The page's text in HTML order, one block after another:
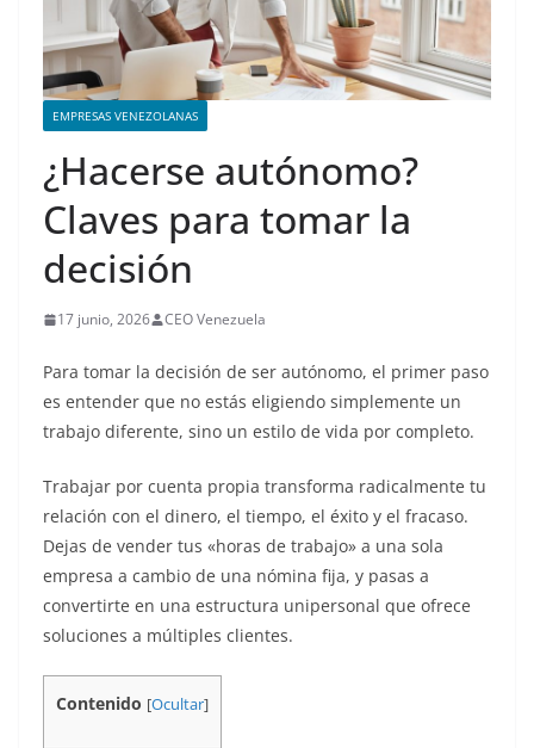
EMPRESAS VENEZOLANAS
¿Hacerse autónomo?
Claves para tomar la
decisión
17 junio, 2026 CEO Venezuela
Para tomar la decisión de ser autónomo, el primer paso
es entender que no estás eligiendo simplemente un
trabajo diferente, sino un estilo de vida por completo.
Trabajar por cuenta propia transforma radicalmente tu
relación con el dinero, el tiempo, el éxito y el fracaso.
Dejas de vender tus «horas de trabajo» a una sola
empresa a cambio de una nómina fija, y pasas a
convertirte en una estructura unipersonal que ofrece
soluciones a múltiples clientes.
Contenido [Ocultar]